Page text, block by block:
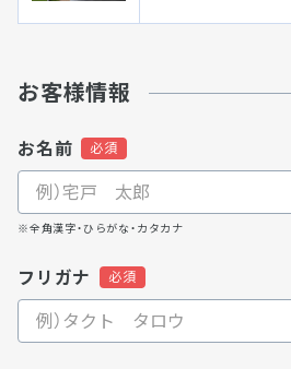
お客様情報
お名前
※全角漢字・ひらがな・カタカナ
フリガナ